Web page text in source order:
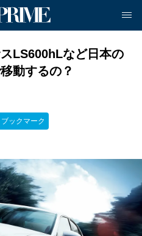
LS600hLなど日本の
動するの？
ブックマーク